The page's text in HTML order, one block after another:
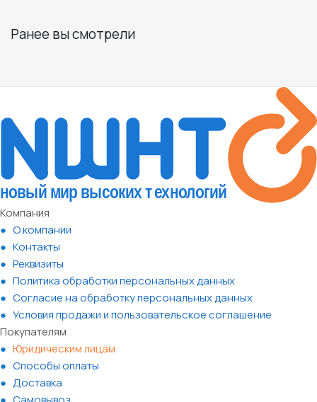
Ранее вы смотрели
Компания
О компании
Контакты
Реквизиты
Политика обработки персональных данных
Согласие на обработку персональных данных
Условия продажи и пользовательское соглашение
Покупателям
Юридическим лицам
Способы оплаты
Доставка